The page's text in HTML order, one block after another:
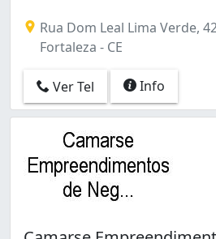
Rua Dom Leal Lima Verde,
Fortaleza - CE
Ver Tel Info